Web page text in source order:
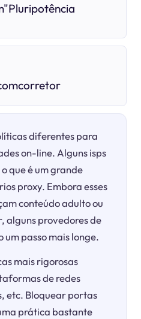
diferentes para
on-line. Alguns isps
que é um grande
proxy. Embora esses
conteúdo adulto ou
alguns provedores de
passo mais longe.
mais rigorosas
de redes
etc. Bloquear portas
prática bastante